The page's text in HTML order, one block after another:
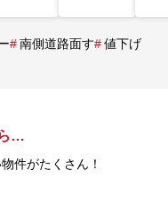
#南側道路面す#値下げ
…
件がたくさん！